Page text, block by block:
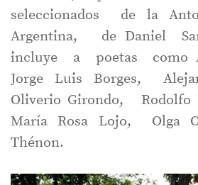
seleccionados de la
Argentina, de Daniel
incluye a poetas como
Jorge Luis Borges,
Oliverio Girondo, Rodolfo
María Rosa Lojo, Olga
Thénon.